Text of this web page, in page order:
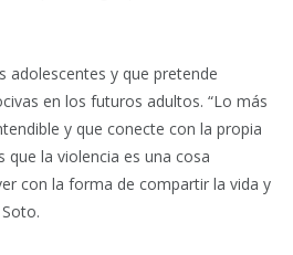
adolescentes y que pretende
en los futuros adultos. “Lo más
y que conecte con la propia
que la violencia es una cosa
con la forma de compartir la vida y